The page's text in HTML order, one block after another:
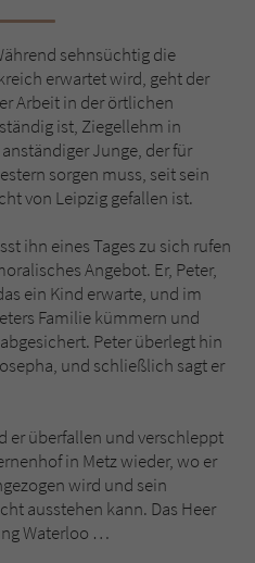
sehnsüchtig die
erwartet wird, geht der
Arbeit in der örtlichen
ist, Ziegellehm in
Junge, der für
sorgen muss, seit sein
von Leipzig gefallen ist.
ihn eines Tages zu sich rufen
Angebot. Er, Peter,
ein Kind erwarte, und im
Familie kümmern und
Peter überlegt hin
und schließlich sagt er
er überfallen und verschleppt
in Metz wieder, wo er
wird und sein
ausstehen kann. Das Heer
Waterloo …
des Kontaktformulars zu